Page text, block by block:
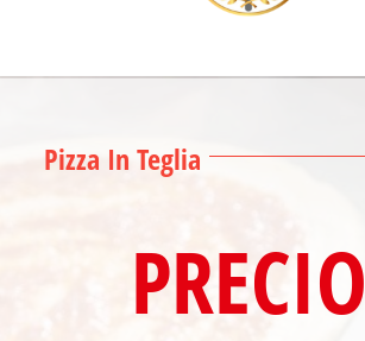
Pizza In Teglia
PRECIO